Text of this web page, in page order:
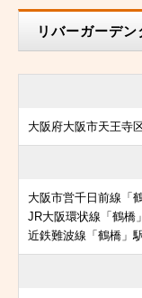
リバーガーデ
大阪府大阪市天王寺
大阪市営千日前線「
JR大阪環状線「鶴橋
近鉄難波線「鶴橋」